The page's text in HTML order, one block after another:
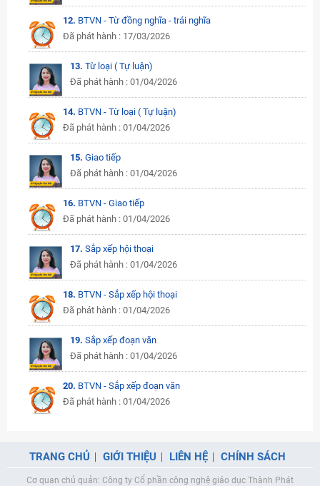
12. BTVN - Từ đồng nghĩa - trái nghĩa
Đã phát hành : 17/03/2026
13. Từ loại ( Tự luận)
Đã phát hành : 01/04/2026
14. BTVN - Từ loại ( Tự luận)
Đã phát hành : 01/04/2026
15. Giao tiếp
Đã phát hành : 01/04/2026
16. BTVN - Giao tiếp
Đã phát hành : 01/04/2026
17. Sắp xếp hội thoại
Đã phát hành : 01/04/2026
18. BTVN - Sắp xếp hội thoại
Đã phát hành : 01/04/2026
19. Sắp xếp đoạn văn
Đã phát hành : 01/04/2026
20. BTVN - Sắp xếp đoạn văn
Đã phát hành : 01/04/2026
TRANG CHỦ GIỚI THIỆU LIÊN HỆ CHÍNH SÁCH
Cơ quan chủ quản: Công ty Cổ phần công nghệ giáo dục Thành Phát